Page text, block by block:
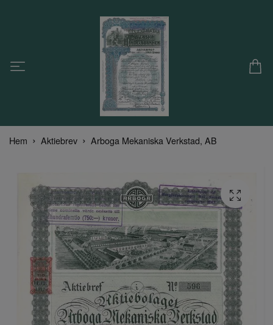
Hem Aktiebrev Arboga Mekaniska Verkstad, AB